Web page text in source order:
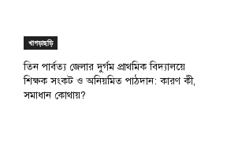
খাগড়াছড়ি
তিন পার্বত্য জেলার দুর্গম প্রাথমিক বিদ্যালয়ে
শিক্ষক সংকট ও অনিয়মিত পাঠদান: কারণ কী,
সমাধান কোথায়?